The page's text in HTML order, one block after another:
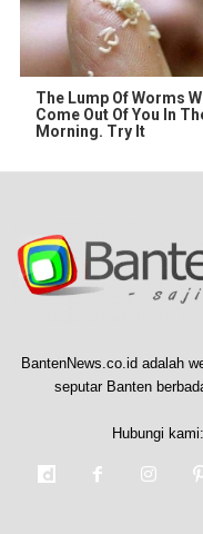
The Lump Of Worms
Come Out Of You In
Morning. Try It
BantenNews.co.id adalah
seputar Banten
Hubungi kami: